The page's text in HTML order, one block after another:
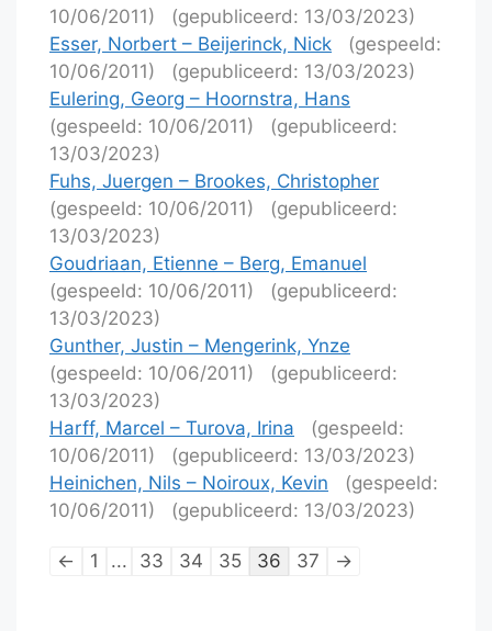
10/06/2011)
(gepubliceerd: 13/03/2023)
Esser, Norbert – Beijerinck, Nick
(gespeeld:
10/06/2011)
(gepubliceerd: 13/03/2023)
Eulering, Georg – Hoornstra, Hans
(gespeeld: 10/06/2011)
(gepubliceerd:
13/03/2023)
Fuhs, Juergen – Brookes, Christopher
(gespeeld: 10/06/2011)
(gepubliceerd:
13/03/2023)
Goudriaan, Etienne – Berg, Emanuel
(gespeeld: 10/06/2011)
(gepubliceerd:
13/03/2023)
Gunther, Justin – Mengerink, Ynze
(gespeeld: 10/06/2011)
(gepubliceerd:
13/03/2023)
Harff, Marcel – Turova, Irina
(gespeeld:
10/06/2011)
(gepubliceerd: 13/03/2023)
Heinichen, Nils – Noiroux, Kevin
(gespeeld:
10/06/2011)
(gepubliceerd: 13/03/2023)
Lijstnavigatie
← 1 ... 33 34 35 36 37 →